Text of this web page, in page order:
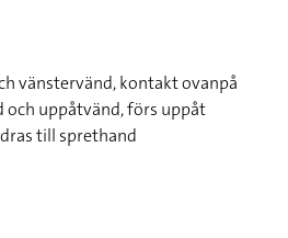
vänstervänd, kontakt ovanpå
och uppåtvänd, förs uppåt
till sprethand